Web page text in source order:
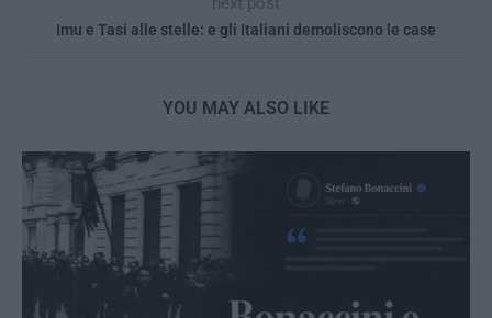
Imu e Tasi alle stelle: e gli Italiani demoliscono le case
YOU MAY ALSO LIKE